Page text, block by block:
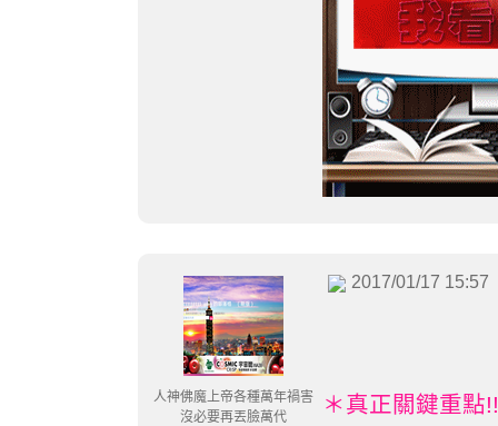
人神佛魔上帝各種萬年禍害
沒必要再丟臉萬代
2017/01/17 15:57
＊真正關鍵重點!!